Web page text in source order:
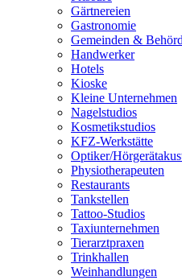
Gärtnereien
Gastronomie
Gemeinden &
Handwerker
Hotels
Kioske
Kleine Unternehmen
Nagelstudios
Kosmetikstudios
KFZ-Werkstätte
Optiker/
Physiotherapeuten
Restaurants
Tankstellen
Tattoo-Studios
Taxiunternehmen
Tierarztpraxen
Trinkhallen
Weinhandlungen